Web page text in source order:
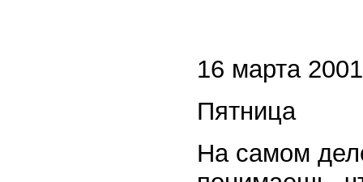
16 марта 2001
Пятница
На самом